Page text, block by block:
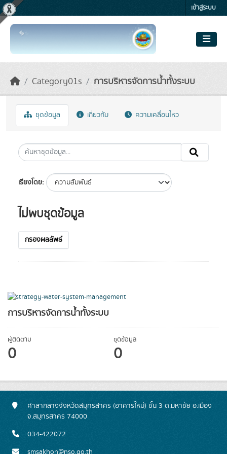
Skip to main content เข้าสู่ระบบ
Category01s การบริหารจัดการน้ำทั้งระบบ
การบริหารจัดการน้ำทั้งระบบ
ผู้ติดตาม
0
ชุดข้อมูล
0
ชุดข้อมูล เกี่ยวกับ ความเคลื่อนไหว
เรียงโดย
ไม่พบชุดข้อมูล
กรองผลลัพธ์
ศาลากลางจังหวัดสมุทรสาคร (อาคารใหม่) ชั้น 3 ต.มหาชัย อ.เมือง
จ.สมุทรสาคร 74000
034-422072
smsakhon@nso.go.th